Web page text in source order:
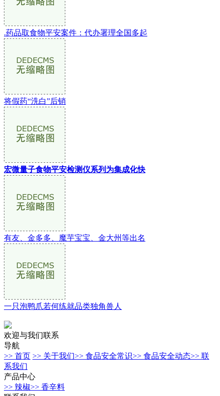
.药品取食物平安案件：代办署理全国多起
将假药“洗白”后销
宏微量子食物平安检测仪系列为集成化快
有友、金多多、魔芋宝宝、金大州等出名
一只泡鸭爪若何练就品类独角兽人
欢迎与我们联系
导航
>> 首页 >> 关于我们>> 食品安全常识>> 食品安全动态>> 联
系我们
产品中心
>> 辣椒>> 香辛料